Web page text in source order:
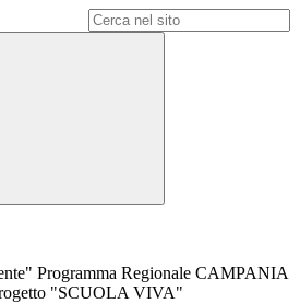
Programma Regionale CAMPANIA
"SCUOLA VIVA"